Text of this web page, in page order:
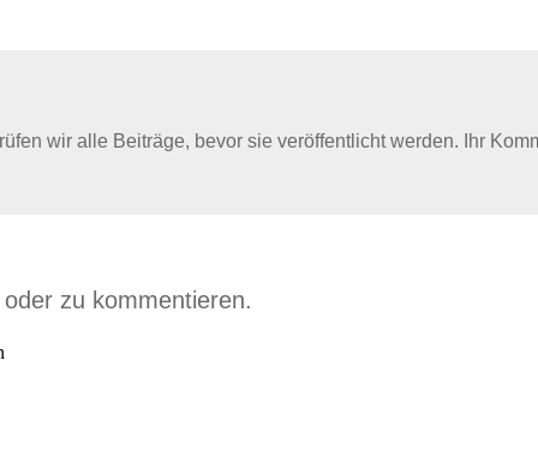
wir alle Beiträge, bevor sie veröffentlicht werden. Ihr
zu kommentieren.